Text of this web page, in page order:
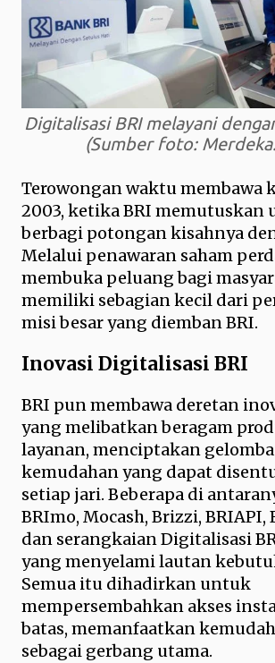
Digitalisasi BRI melayani
(Sumber foto:
Terowongan waktu membawa
2003, ketika BRI memutuskan
berbagi potongan kisahnya
Melalui penawaran saham
membuka peluang bagi
memiliki sebagian kecil dari
misi besar yang diemban BRI.
Inovasi Digitalisasi BRI
BRI pun membawa deretan
yang melibatkan beragam
layanan, menciptakan
kemudahan yang dapat
setiap jari. Beberapa di
BRImo, Mocash, Brizzi, BRIAPI,
dan serangkaian Digitalisasi
yang menyelami lautan
Semua itu dihadirkan untuk
mempersembahkan akses
batas, memanfaatkan
sebagai gerbang utama.